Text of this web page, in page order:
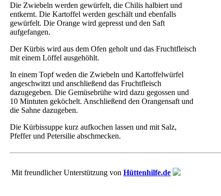
Die Zwiebeln werden gewürfelt, die Chilis halbiert und
entkernt. Die Kartoffel werden geschält und ebenfalls
gewürfelt. Die Orange wird gepresst und den Saft
aufgefangen.
Der Kürbis wird aus dem Ofen geholt und das Fruchtfleisch
mit einem Löffel ausgehöhlt.
In einem Topf weden die Zwiebeln und Kartoffelwürfel
angeschwitzt und anschließend das Fruchtfleisch
dazugegeben. Die Gemüsebrühe wird dazu gegossen und
10 Mintuten geköchelt. Anschließend den Orangensaft und
die Sahne dazugeben.
Die Kürbissuppe kurz aufkochen lassen und mit Salz,
Pfeffer und Petersilie abschmecken.
Mit freundlicher Unterstützung von Hüttenhilfe.de